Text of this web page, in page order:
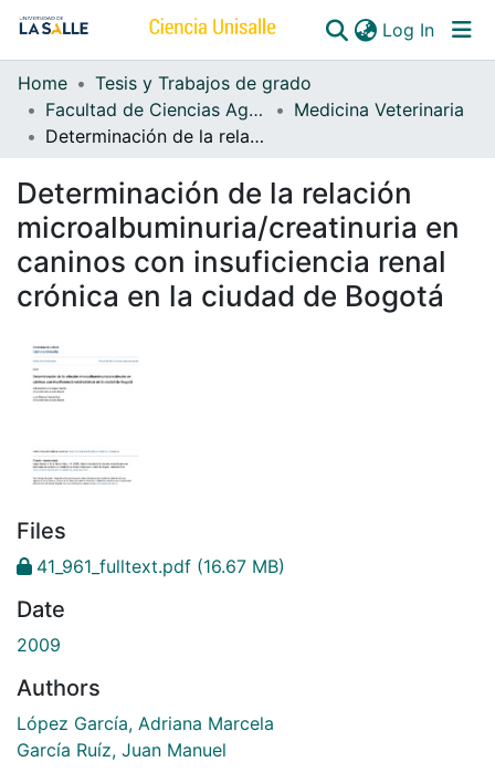
Log In
Communities & Collections
All of DSpace
Home
Tesis y Trabajos de grado
Facultad de Ciencias Agropecuarias
Medicina Veterinaria
Determinación de la relación microalbuminuria/creatinuria en caninos con insuficiencia renal crónica en la ciudad de Bogotá
Determinación de la relación
microalbuminuria/creatinuria en
caninos con insuficiencia renal
crónica en la ciudad de Bogotá
Files
41_961_fulltext.pdf (16.67 MB)
Date
2009
Authors
López García, Adriana Marcela
García Ruíz, Juan Manuel